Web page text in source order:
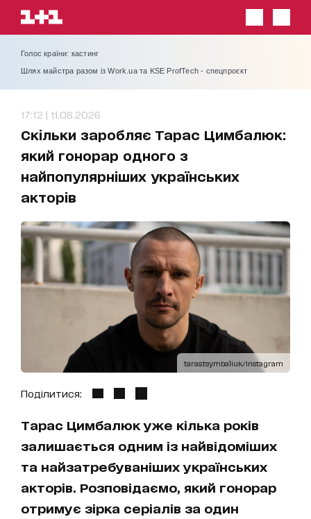
Голос країни: кастинг
Шлях майстра разом із Work.ua та KSE ProfTech - спецпроєкт
17:12 | 11.06.2026
Скільки заробляє Тарас Цимбалюк:
який гонорар одного з
найпопулярніших українських
акторів
taras.tsymbaliuk/Instagram
Поділитися:
Тарас Цимбалюк уже кілька років
залишається одним із найвідоміших
та найзатребуваніших українських
акторів. Розповідаємо, який гонорар
отримує зірка серіалів за один